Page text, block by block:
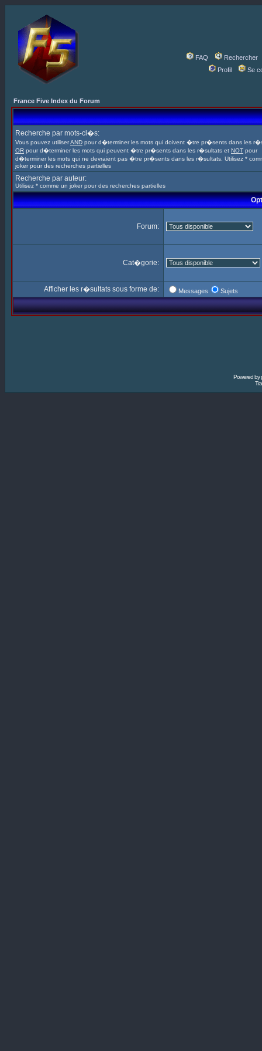
FAQ
Rechercher
Profil
Se
France Five Index du Forum
Recherche par mots-cl�s:
Vous pouvez utiliserAND pour d�terminer les mots qui doivent �tre pr�sents dans les
OR pour d�terminer les mots qui peuvent �tre pr�sents dans les r�sultats et NOT pour
d�terminer les mots qui ne devraient pas �tre pr�sents dans les r�sultats. Utilisez *
joker pour des recherches partielles
Recherche par auteur:
Utilisez * comme un joker pour des recherches partielles
Forum:
Cat�gorie:
Afficher les r�sultats sous forme de: Messages Sujets
Powered by